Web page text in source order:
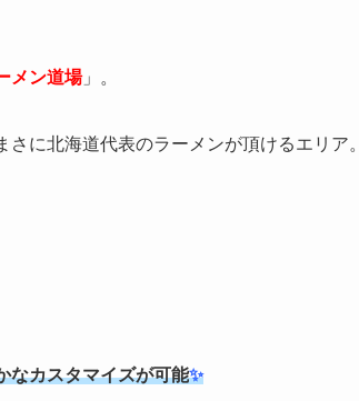
メン道場」。
さに北海道代表のラーメンが頂けるエリア。
なカスタマイズが可能✨